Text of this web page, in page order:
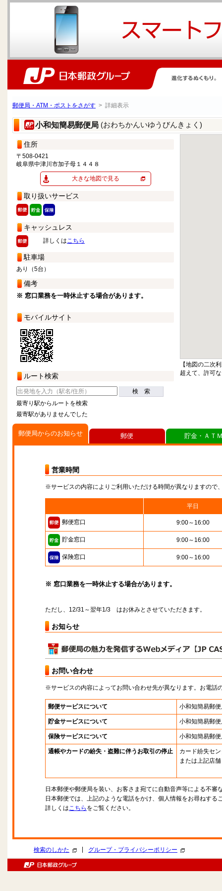
郵便局・ATM・ポストをさがす > 詳細表示
小和知簡易郵便局 (おわちかんいゆうびんきょく)
住所
〒508-0421
岐阜県中津川市加子母１４４８
大きな地図で見る
取り扱いサービス
キャッシュレス
詳しくはこちら
駐車場
あり（5台）
備考
※ 窓口業務を一時休止する場合があります。
モバイルサイト
ルート検索
検 索
最寄り駅からルートを検索
最寄駅がありませんでした
【地図の二次
超えて、許可
郵便局からのお知らせ
営業時間
※サービスの内容によりご利用いただける時間が異なりますので
平日
郵便窓口 9:00～16:00
貯金窓口 9:00～16:00
保険窓口 9:00～16:00
※ 窓口業務を一時休止する場合があります。
ただし、12/31～翌年1/3 はお休みとさせていただきます。
お知らせ
お問い合わせ
※サービスの内容によってお問い合わせ先が異なります。お電話
郵便サービスについて 小和知簡易郵
貯金サービスについて 小和知簡易郵
保険サービスについて 小和知簡易郵
通帳やカードの紛失・盗難に伴うお取引の停止
カード紛失セ
または上記店舗
日本郵便や郵便局を装い、お客さま宛てに自動音声等による不審
日本郵便では、上記のような電話をかけ、個人情報をお尋ねする
詳しくはこちら をご覧ください。
郵便 貯金・ＡＴ
検索のしかた グループ・プライバシーポリシー